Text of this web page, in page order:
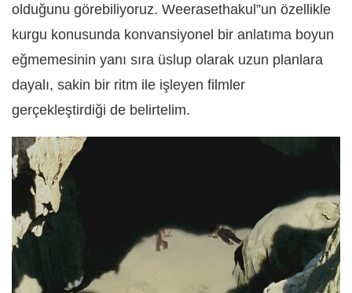
olduğunu görebiliyoruz. Weerasethakul”un özellikle
kurgu konusunda konvansiyonel bir anlatıma boyun
eğmemesinin yanı sıra üslup olarak uzun planlara
dayalı, sakin bir ritm ile işleyen filmler
gerçekleştirdiği de belirtelim.